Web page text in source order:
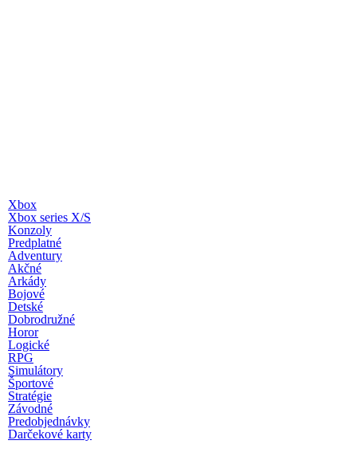
Xbox
Xbox series X/S
Konzoly
Predplatné
Adventury
Akčné
Arkády
Bojové
Detské
Dobrodružné
Horor
Logické
RPG
Simulátory
Športové
Stratégie
Závodné
Predobjednávky
Darčekové karty